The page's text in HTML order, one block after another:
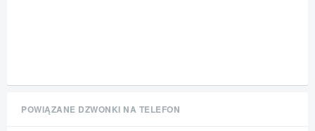
POWIĄZANE DZWONKI NA TELEFON